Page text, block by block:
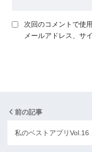
次回のコメントで使
メールアドレス、サ
前の記事
私のベストアプリVol.16